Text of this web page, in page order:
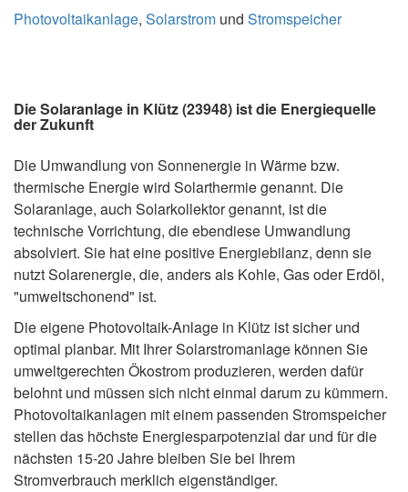
Photovoltaikanlage, Solarstrom und Stromspeicher
Die Solaranlage in Klütz (23948) ist die Energiequelle
der Zukunft
Die Umwandlung von Sonnenergie in Wärme bzw.
thermische Energie wird Solarthermie genannt. Die
Solaranlage, auch Solarkollektor genannt, ist die
technische Vorrichtung, die ebendiese Umwandlung
absolviert. Sie hat eine positive Energiebilanz, denn sie
nutzt Solarenergie, die, anders als Kohle, Gas oder Erdöl,
"umweltschonend" ist.
Die eigene Photovoltaik-Anlage in Klütz ist sicher und
optimal planbar. Mit Ihrer Solarstromanlage können Sie
umweltgerechten Ökostrom produzieren, werden dafür
belohnt und müssen sich nicht einmal darum zu kümmern.
Photovoltaikanlagen mit einem passenden Stromspeicher
stellen das höchste Energiesparpotenzial dar und für die
nächsten 15-20 Jahre bleiben Sie bei Ihrem
Stromverbrauch merklich eigenständiger.